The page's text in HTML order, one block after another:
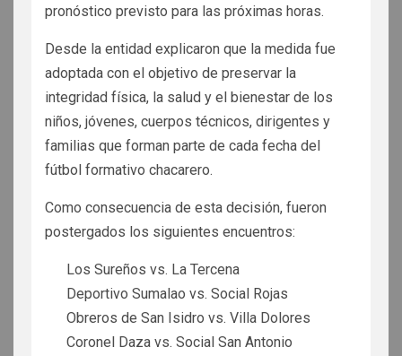
pronóstico previsto para las próximas horas.
Desde la entidad explicaron que la medida fue
adoptada con el objetivo de preservar la
integridad física, la salud y el bienestar de los
niños, jóvenes, cuerpos técnicos, dirigentes y
familias que forman parte de cada fecha del
fútbol formativo chacarero.
Como consecuencia de esta decisión, fueron
postergados los siguientes encuentros:
Los Sureños vs. La Tercena
Deportivo Sumalao vs. Social Rojas
Obreros de San Isidro vs. Villa Dolores
Coronel Daza vs. Social San Antonio